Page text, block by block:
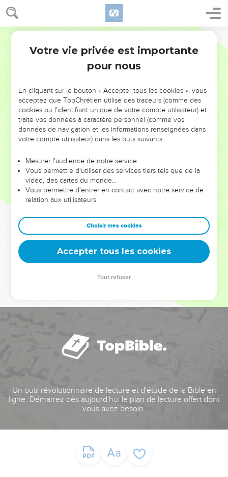
NE MANQUEZ PAS L’ÉVÉNEMENT
DE L’ANNÉE !
ET SI LEURS ERREURS POUVAIENT VOUS ÉVITER LES
VOTRES ?
leur foi ou leur vision. Mais on voit moins les doutes, les erreurs
et les saisons difficiles qu'ils ont traversés, alors même que ce
sont elles qui les ont façonnés.
Dans cette conférence, leaders, entrepreneurs, et responsables
clés pour avancer avec plus de sagesse afin que leurs erreurs
deviennent vos tremplins. Que vous guidiez un ministère, une
équipe, un groupe ou une famille, leur expérience est faite
Un outil révolutionnaire de lecture et d'étude de la Bible en
ligne. Démarrez dès aujourd'hui le plan de lecture offert dont
vous avez besoin.
Votre vie privée est importante
pour nous
En cliquant sur le bouton « Accepter tous les cookies », vous
acceptez que TopChrétien utilise des traceurs (comme des
cookies ou l'identifiant unique de votre compte utilisateur) et
traite vos données à caractère personnel (comme vos
données de navigation et les informations renseignées dans
votre compte utilisateur) dans les buts suivants :
Mesurer l'audience de notre service
Vous permettre d'utiliser des services tiers tels que de la
vidéo, des cartes du monde…
Vous permettre d'entrer en contact avec notre service de
relation aux utilisateurs.
Choisir mes cookies
Accepter tous les cookies
Tout refuser